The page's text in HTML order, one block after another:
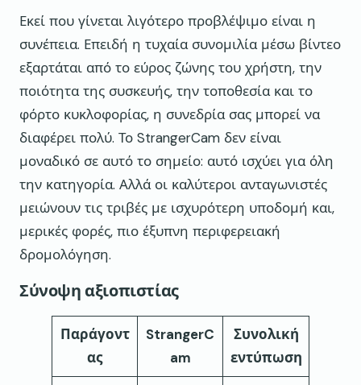
Εκεί που γίνεται λιγότερο προβλέψιμο είναι η
συνέπεια. Επειδή η τυχαία συνομιλία μέσω βίντεο
εξαρτάται από το εύρος ζώνης του χρήστη, την
ποιότητα της συσκευής, την τοποθεσία και το
φόρτο κυκλοφορίας, η συνεδρία σας μπορεί να
διαφέρει πολύ. Το StrangerCam δεν είναι
μοναδικό σε αυτό το σημείο: αυτό ισχύει για όλη
την κατηγορία. Αλλά οι καλύτεροι ανταγωνιστές
μειώνουν τις τριβές με ισχυρότερη υποδομή και,
μερικές φορές, πιο έξυπνη περιφερειακή
δρομολόγηση.
Σύνοψη αξιοπιστίας
Παράγοντ
ας
StrangerC
am
Συνολική
εντύπωση